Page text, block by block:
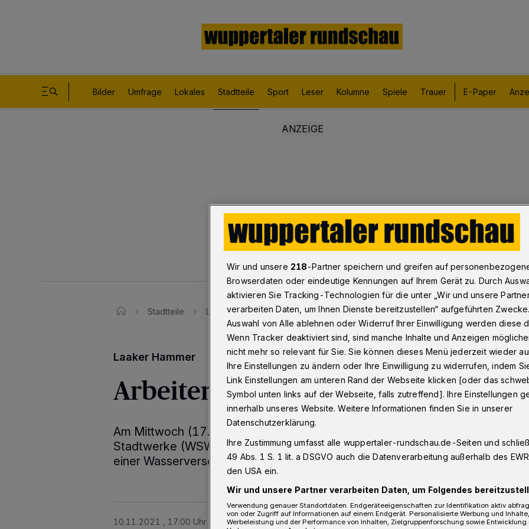
Bilder Umfrage Lokales Stadtteile Sport Leser Kolumne Spiele Trauer E-Paper
Stadtteile Langerfeld - Beyenburg Laaker Hammer in Wuppertal: Arbeiten an
Laaker Hammer
Arbeiten an Wasserleitung
Am Mittwoch (17. November 2021) arbeiten die Wuppertaler
Stadtwerke (WSW) in der Straße Laaker Hammer in Wuppertal an
einer Wasserversorgungsleitung.
10.11.2021 , 17:00 Uhr Eine Minute Lesezeit
Wir und unsere 218-Partner speichern und greifen auf
Browserdaten oder eindeutige Kennungen auf Ihrem Gerät zu. Durch
aktivieren Sie Tracking-Technologien für die unter „Wir und unsere
verarbeiten Daten, um Ihnen Dienste bereitzustellen“ aufgeführten
Auswahl von Alle ablehnen oder Widerruf Ihrer Einwilligung werden diese
Wenn Tracker deaktiviert sind, sind manche Inhalte und Anzeigen
nicht mehr so relevant für Sie. Sie können dieses Menü jederzeit wieder
Ihre Einstellungen zu ändern oder Ihre Einwilligung zu widerrufen, indem
Link Einstellungen am unteren Rand der Webseite klicken [oder das
Symbol unten links auf der Webseite, falls zutreffend]. Ihre Einstellungen
innerhalb unseres Website. Weitere Informationen finden Sie in unserer
Datenschutzerklärung.
Ihre Zustimmung umfasst alle wuppertaler-rundschau.de-Seiten und
49 Abs. 1 S. 1 lit. a DSGVO auch die Datenverarbeitung außerhalb des
den USA ein.
Wir und unsere Partner verarbeiten Daten, um Folgendes
Verwendung genauer Standortdaten. Endgeräteeigenschaften zur Identifikation aktiv
von oder Zugriff auf Informationen auf einem Endgerät. Personalisierte Werbung und
Werbeleistung und der Performance von Inhalten, Zielgruppenforschung sowie Entwicklung